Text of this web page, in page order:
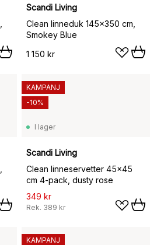
Scandi Living
Clean linneduk 145x350 cm,
Smokey Blue
1 150 kr
I lager
Scandi Living
Clean linneservetter 45x45
cm 4-pack, dusty rose
349 kr
Rek. 389 kr
KAMPANJ
-10%
KAMPANJ